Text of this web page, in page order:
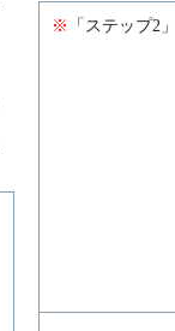
※ 「ステップ2